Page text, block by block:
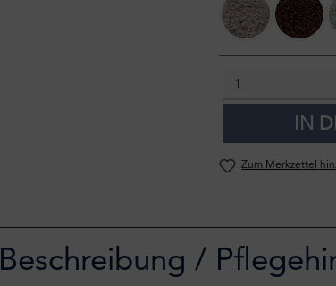
711 Taupe795
IN
Zum Merkzettel
Beschreibung /